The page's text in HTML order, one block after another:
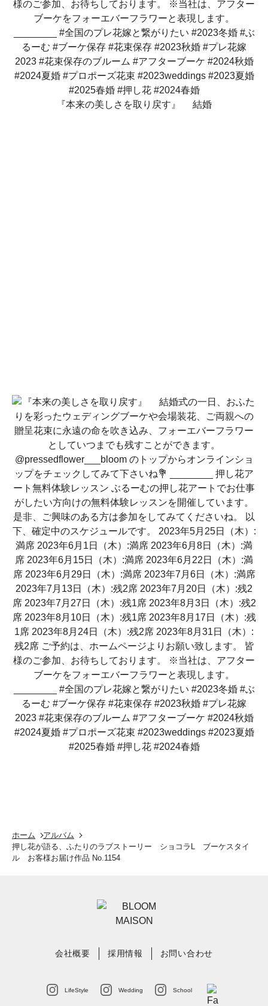
『本来の美しさを取り戻す』 結婚
ホーム
アルバム
押し花が語る、ふたりのラブストーリー ショコラL ブーケスタイ
ル お客様お届け作品 No.1154
会社概要 採用情報 お問い合わせ
LifeStyle Wedding School